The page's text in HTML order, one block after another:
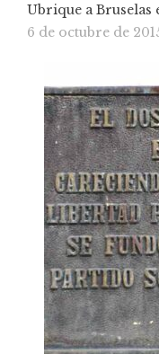
Ubrique a Bruselas
6 de octubre de